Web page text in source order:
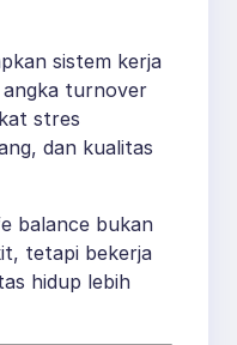
sistem kerja
turnover
stres
dan kualitas
balance bukan
tetapi bekerja
hidup lebih